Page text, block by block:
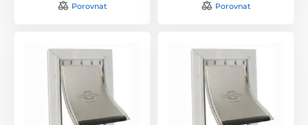
Porovnat Porovnat